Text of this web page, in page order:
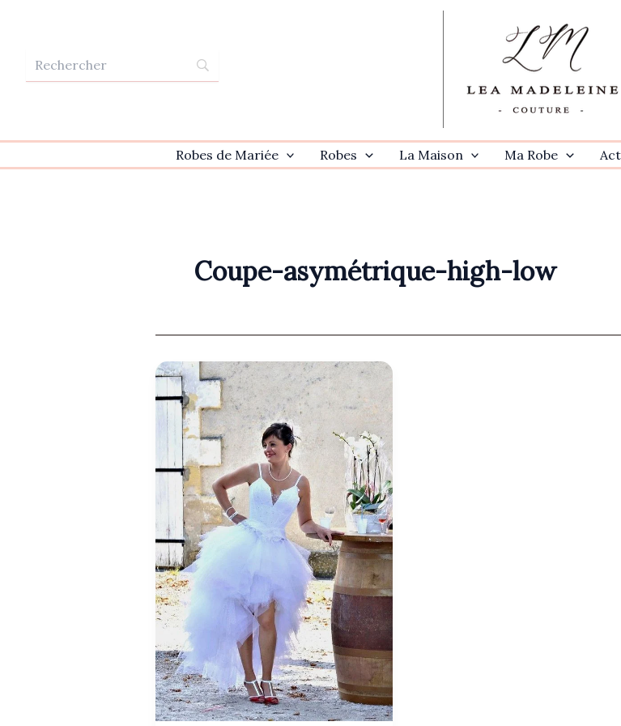
Robes de Mariée Robes La Maison Ma Robe
Coupe-asymétrique-high-low